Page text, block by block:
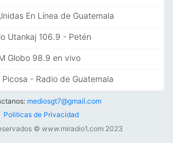
En Línea de Guatemala
Utankaj 106.9 - Petén
Globo 98.9 en vivo
Picosa - Radio de Guatemala
mediosgt7@gmail.com
Politicas de Privacidad
© www.miradio1.com 2023